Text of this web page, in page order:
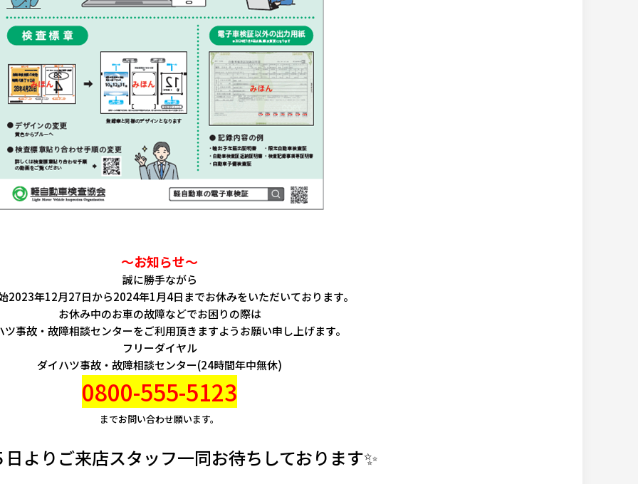
～お知らせ～
誠に勝手ながら
2023年12月27日から2024年1月4日までお休みをいただいております。
お休み中のお車の故障などでお困りの際は
ツ事故・故障相談センターをご利用頂きますようお願い申し上げます。
フリーダイヤル
ダイハツ事故・故障相談センター(24時間年中無休)
0800-555-5123
までお問い合わせ願います。
日よりご来店スタッフ一同お待ちしております✨